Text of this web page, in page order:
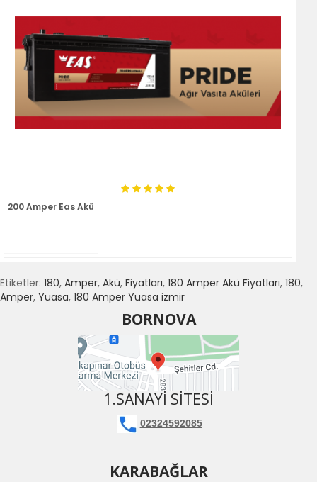
200 Amper Eas Akü
Etiketler: 180, Amper, Akü, Fiyatları, 180 Amper Akü Fiyatları, 180,
Amper, Yuasa, 180 Amper Yuasa izmir
BORNOVA
1.SANAYI SITESI
02324592085
KARABAĞLAR